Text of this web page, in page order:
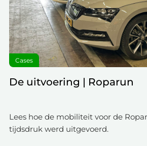
Cases
De uitvoering | Roparun
Lees hoe de mobiliteit voor de
tijdsdruk werd uitgevoerd.